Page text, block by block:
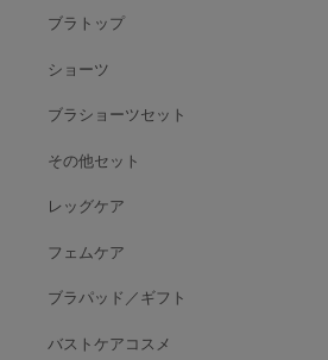
ブラジャー
ブラトップ
その他セット
レッグケア
ブラパッド／ギフト
バストケアコスメ
ブラトップ
ショーツ
ブラショーツセット
その他セット
レッグケア
フェムケア
ブラパッド／ギフト
バストケアコスメ